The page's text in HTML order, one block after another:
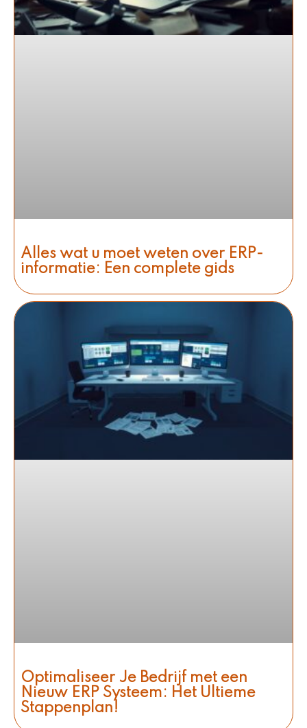
Alles wat u moet weten over ERP-
informatie: Een complete gids
Optimaliseer Je Bedrijf met een
Nieuw ERP Systeem: Het Ultieme
Stappenplan!